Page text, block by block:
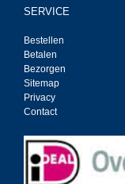
SERVICE
Bestellen
Betalen
Bezorgen
Sitemap
Privacy
Contact